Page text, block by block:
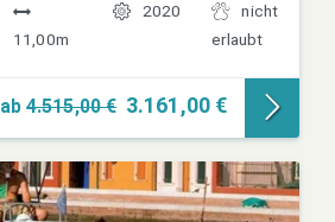
11,00m
2020
nicht
erlaubt
ab 4.515,00 € 3.161,00 €